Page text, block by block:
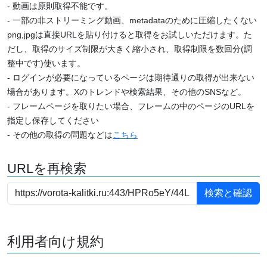
- 動画は原則取得不能です。
- 一部の非ストリーミング動画、metadataのために圧縮したくない
png,jpgは直接URLを貼り付けると取得をお試しいただけます。た
だし、取得のサイズ制限が大きく縮小され、取得制限を数回分(調
整中です)使います。
- ログインが必要になっているページは期待通りの取得が出来ない
場合があります。Xのトレンドや検索結果、その他のSNSなど。
- フレームページを取りたい場合、フレームの中のページのURLを
指定し保存してください
- その他の取得の問題などはこちら
URLを再検索
利用者向け規約